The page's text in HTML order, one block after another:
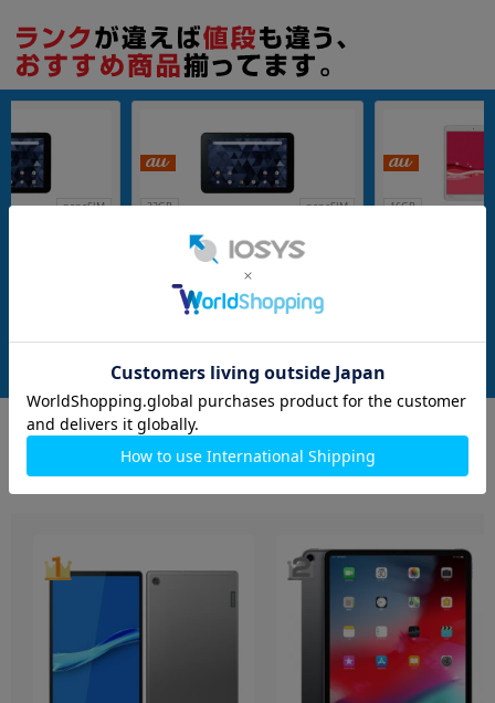
nanoSIM
(税込)
32GB nanoSIM
【SIMロック解除済】au DIGNO Tab
KYT34 ブラック
メーカー：KYOCERA
発売日：2021/02
付属品: 本体のみ
中古Bランク 9,980 円 (税込)
16GB
タブレット もっと見る